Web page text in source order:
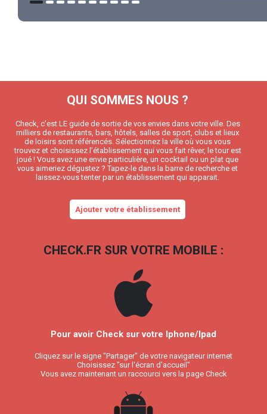
QUI SOMMES NOUS ?
Check, c’est LE guide de sortie de vos envies dans votre ville. Des
milliers de restaurants, bars, hôtels, salles de sport, clubs et lieux
de loisirs sont référencés. Sélectionnez la ville où vous vous
trouvez et choisissez l’établissement qui vous fait rêver, le tour est
joué ! Vous avez une envie particulière, un cocktail ou un plat que
vous aimeriez dégustez ? Tapez-le dans la barre de recherche et
laissez-vous tenter par un établissement qui apparait.
Ajouter votre établissement
CHECK.FR SUR VOTRE MOBILE :
Pour avoir Check sur votre Iphone/Ipad
Cliquez sur le signe "Partager" de votre navigateur internet
Choisissez "sur l'écran d'accueil"
Vous avez maintenant un raccourci vers la page Check